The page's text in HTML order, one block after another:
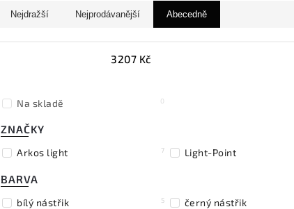
Nejdražší Nejprodávanější Abecedně
3207 Kč
Na skladě 0
ZNAČKY
Arkos light 7 Light-Point
BARVA
bílý nástřik 5 černý nástřik